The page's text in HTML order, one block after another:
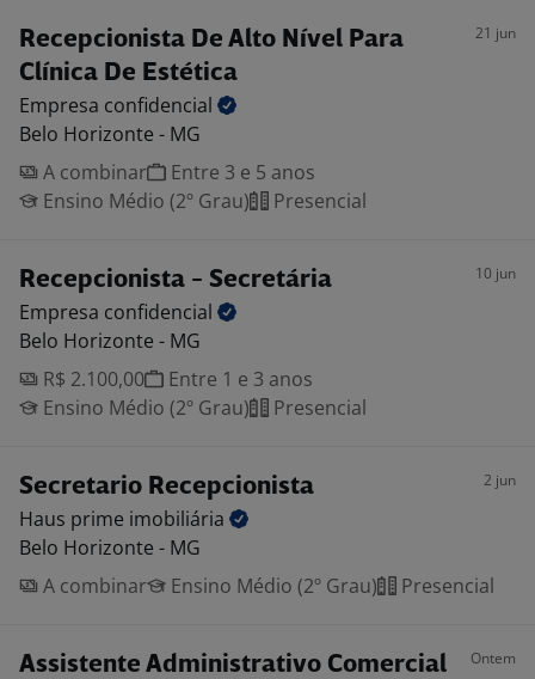
Recepcionista De Alto Nível Para
Clínica De Estética
21 jun
Empresa confidencial
Belo Horizonte - MG
A combinar
Entre 3 e 5 anos
Ensino Médio (2º Grau)
Presencial
Recepcionista - Secretária 10 jun
Empresa confidencial
Belo Horizonte - MG
R$ 2.100,00
Entre 1 e 3 anos
Ensino Médio (2º Grau)
Presencial
Secretario Recepcionista 2 jun
Haus prime imobiliária
Belo Horizonte - MG
A combinar
Ensino Médio (2º Grau) Presencial
Assistente Administrativo Comercial Ontem